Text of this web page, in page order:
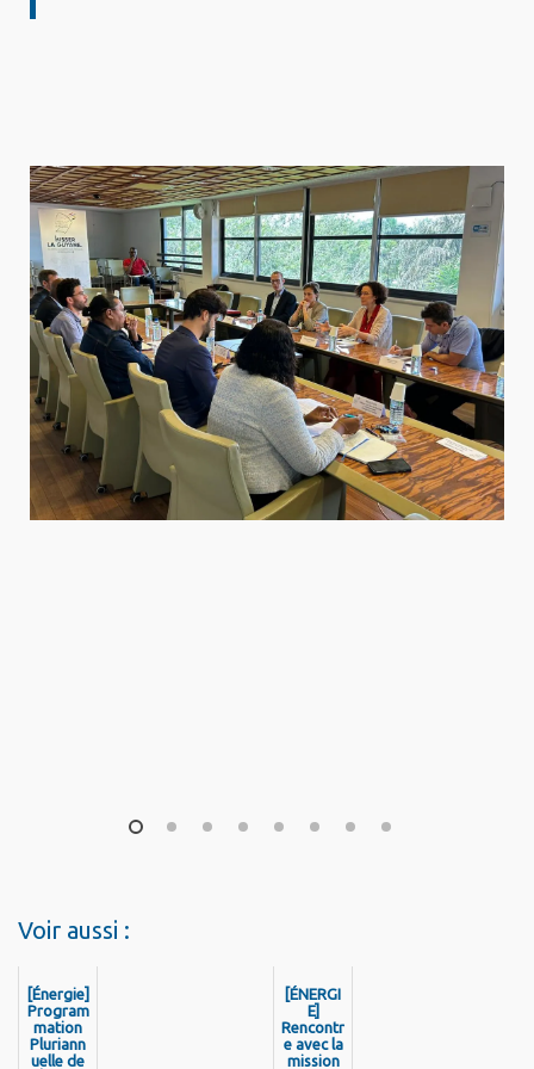
1
Voir aussi :
[Énergie]
Program
mation
Pluriann
uelle de
[ÉNERGI
E]
Rencontr
e avec la
mission